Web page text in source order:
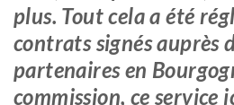
plus. Tout cela a été
contrats signés auprès
partenaires en
commission, ce service